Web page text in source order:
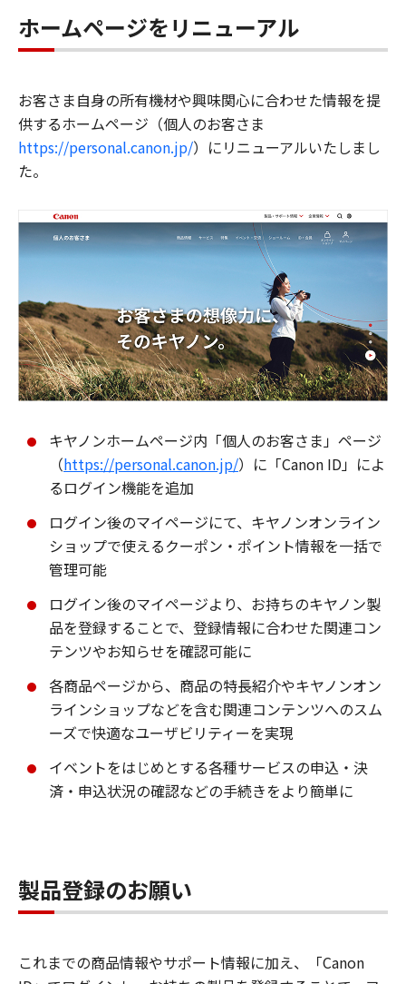
ホームページをリニューアル
お客さま自身の所有機材や興味関心に合わせた情報を提
供するホームページ（個人のお客さま
https://personal.canon.jp/）にリニューアルいたしまし
た。
キヤノンホームページ内「個人のお客さま」ページ
（https://personal.canon.jp/）に「Canon ID」によ
るログイン機能を追加
ログイン後のマイページにて、キヤノンオンライン
ショップで使えるクーポン・ポイント情報を一括で
管理可能
ログイン後のマイページより、お持ちのキヤノン製
品を登録することで、登録情報に合わせた関連コン
テンツやお知らせを確認可能に
各商品ページから、商品の特長紹介やキヤノンオン
ラインショップなどを含む関連コンテンツへのスム
ーズで快適なユーザビリティーを実現
イベントをはじめとする各種サービスの申込・決
済・申込状況の確認などの手続きをより簡単に
製品登録のお願い
これまでの商品情報やサポート情報に加え、「Canon